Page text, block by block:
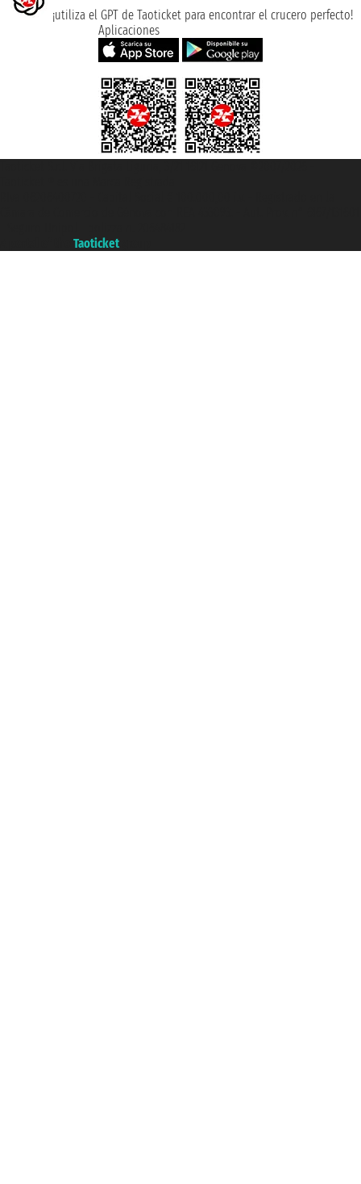
¡utiliza el GPT de Taoticket para encontrar el crucero perfecto!
Aplicaciones
Taoticket